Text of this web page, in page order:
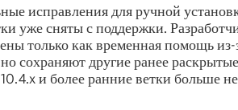
исправления для ручной
уже сняты с поддержки.
только как временная помощь
сохраняют другие ранее раскрытые
и более ранние ветки больше